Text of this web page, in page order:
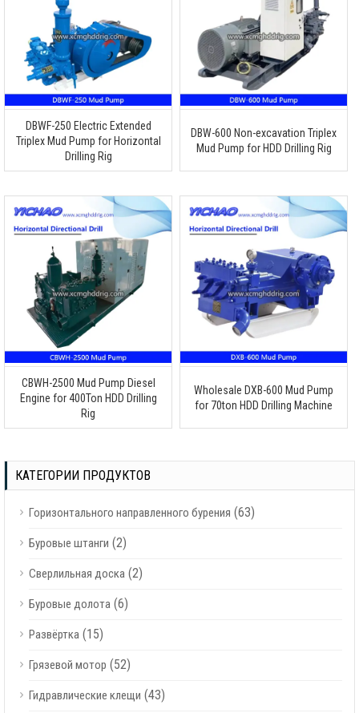
DBWF-250 Electric Extended
Triplex Mud Pump for Horizontal
Drilling Rig
DBW-600 Non-excavation Triplex
Mud Pump for HDD Drilling Rig
CBWH-2500 Mud Pump Diesel
Engine for 400Ton HDD Drilling
Rig
Wholesale DXB-600 Mud Pump
for 70ton HDD Drilling Machine
КАТЕГОРИИ ПРОДУКТОВ
Горизонтального направленного бурения (63)
Буровые штанги (2)
Сверлильная доска (2)
Буровые долота (6)
Развёртка (15)
Грязевой мотор (52)
Гидравлические клещи (43)